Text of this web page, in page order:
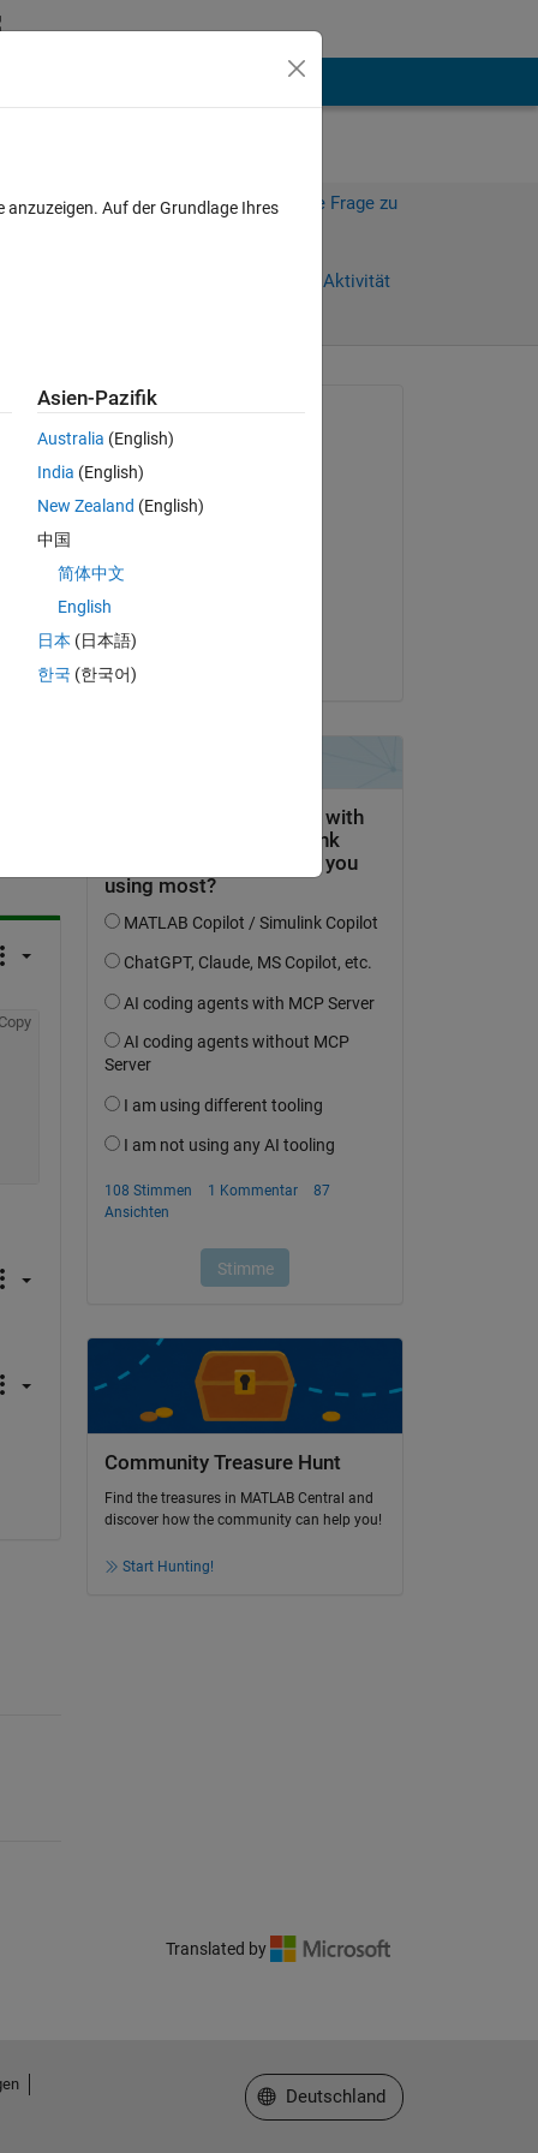
Melden Sie sich an, um diese Frage zu
Anmelden, um Aktivität
Copy
masoud jiryaei
am 4 Sep. 2019
am 14 Jun. 2022
Akzeptiert:
Community Treasure Hunt
Find the treasures in MATLAB Central and
discover how the community can help you!
Start Hunting!
Translated by
Auf der Grundlage Ihres
Asien-Pazifik
Australia (English)
India (English)
New Zealand (English)
中国
简体中文
English
日本 (日本語)
한국 (한국어)
Website auswählen
Deutschland